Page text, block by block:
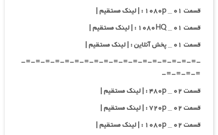
قسمت ۰۱ _ ۱۰۸۰p : | لینک مستقیم |
قسمت ۰۱ _ ۱۰۸۰HQ : | لینک مستقیم |
قسمت ۰۱ _ پخش آنلاین : | لینک مستقیم |
-=-=-=-=-=-=-=-=-=-=-=-=-=-=-=-=-=-=-
=-=-=-=-
قسمت ۰۲ _ ۴۸۰p : | لینک مستقیم |
قسمت ۰۲ _ ۷۲۰p : | لینک مستقیم |
قسمت ۰۲ _ ۱۰۸۰p : | لینک مستقیم |